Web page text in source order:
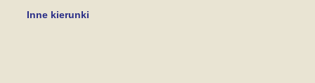
Inne kierunki